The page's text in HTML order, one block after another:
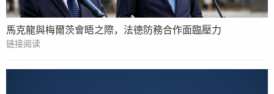
馬克龍與梅爾茨會晤之際，法德防務合作面臨壓力
链接阅读